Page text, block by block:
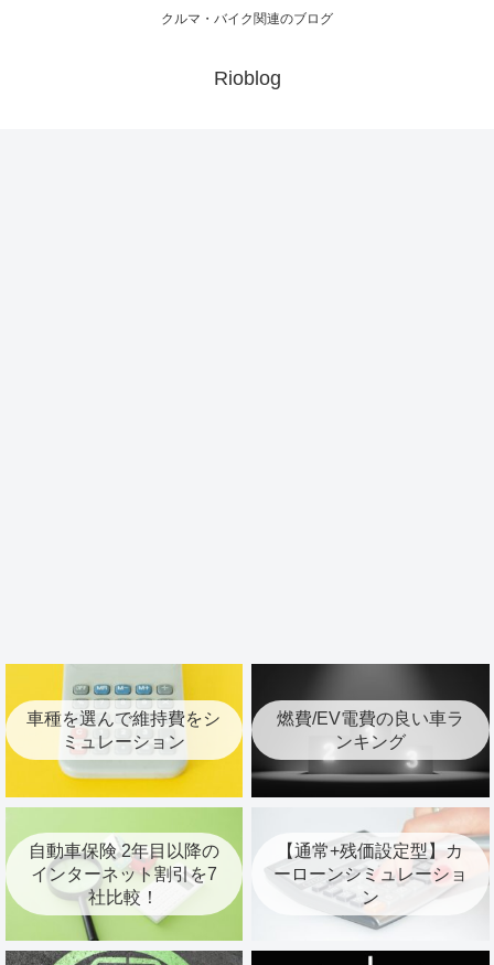
クルマ・バイク関連のブログ
Rioblog
車種を選んで維持費をシ
ミュレーション
燃費/EV電費の良い車ラ
ンキング
自動車保険 2年目以降の
インターネット割引を7
社比較！
【通常+残価設定型】カ
ーローンシミュレーショ
ン